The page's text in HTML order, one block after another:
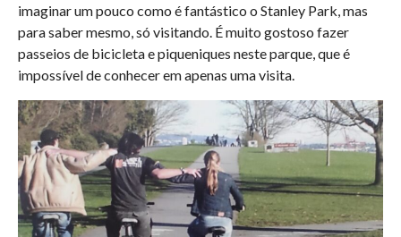
imaginar um pouco como é fantástico o Stanley Park, mas
para saber mesmo, só visitando. É muito gostoso fazer
passeios de bicicleta e piqueniques neste parque, que é
impossível de conhecer em apenas uma visita.